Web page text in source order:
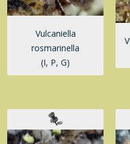
Vulcaniella
rosmarinella
(I, P, G)